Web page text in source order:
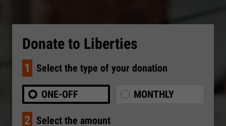
Donate to Liberties
1 Select the type of your donation
ONE-OFF MONTHLY
2 Select the amount